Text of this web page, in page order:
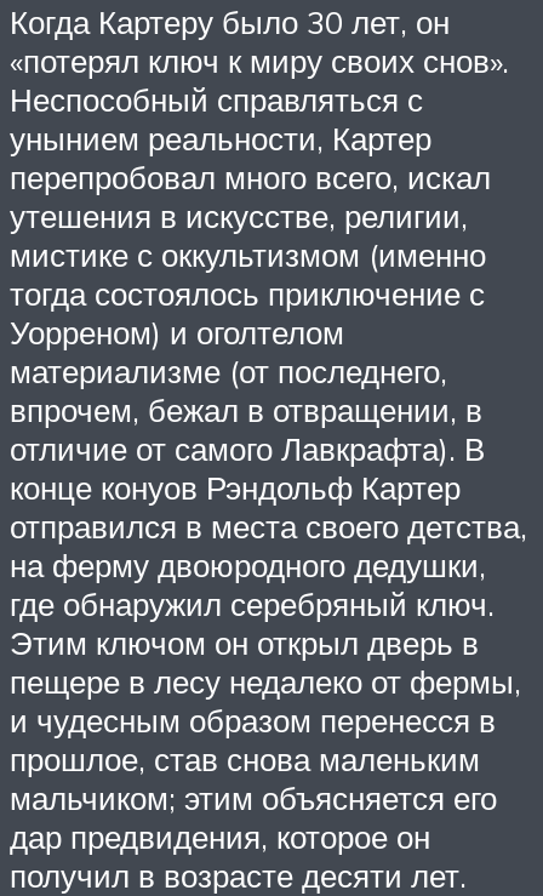
Когда Картеру было 30 лет, он
«потерял ключ к миру своих снов».
Неспособный справляться с
унынием реальности, Картер
перепробовал много всего, искал
утешения в искусстве, религии,
мистике с оккультизмом (именно
тогда состоялось приключение с
Уорреном) и оголтелом
материализме (от последнего,
впрочем, бежал в отвращении, в
отличие от самого Лавкрафта). В
конце конуов Рэндольф Картер
отправился в места своего детства,
на ферму двоюродного дедушки,
где обнаружил серебряный ключ.
Этим ключом он открыл дверь в
пещере в лесу недалеко от фермы,
и чудесным образом перенесся в
прошлое, став снова маленьким
мальчиком; этим объясняется его
дар предвидения, которое он
получил в возрасте десяти лет.